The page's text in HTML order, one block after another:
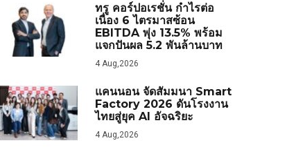
ทรู คอร์ปอเรชั่น กำไรต่อ
เนื่อง 6 ไตรมาสซ้อน
EBITDA พุ่ง 13.5% พร้อม
แจกปันผล 5.2 พันล้านบาท
4 Aug,2026
แคนนอน จัดสัมมนา Smart
Factory 2026 ดันโรงงาน
ไทยสู่ยุค AI อัจฉริยะ
4 Aug,2026